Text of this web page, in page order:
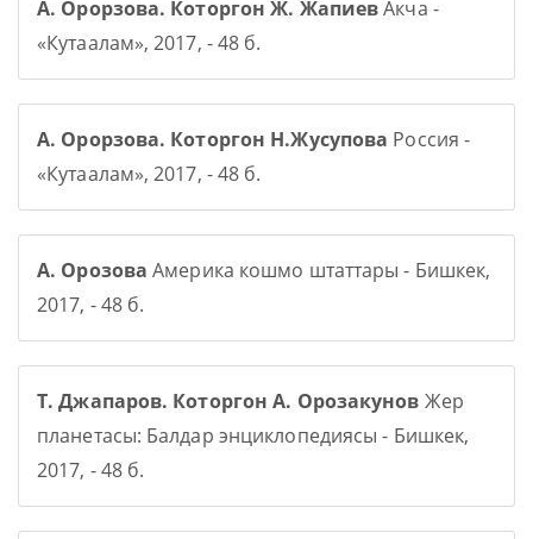
А. Орорзова. Которгон Ж. ЖапиевАкча -
«Кутаалам», 2017, - 48 б.
А. Орорзова. Которгон Н.Жусупова Россия -
«Кутаалам», 2017, - 48 б.
А. Орозова Америка кошмо штаттары - Бишкек,
2017, - 48 б.
Т. Джапаров. Которгон А. Орозакунов Жер
планетасы: Балдар энциклопедиясы - Бишкек,
2017, - 48 б.